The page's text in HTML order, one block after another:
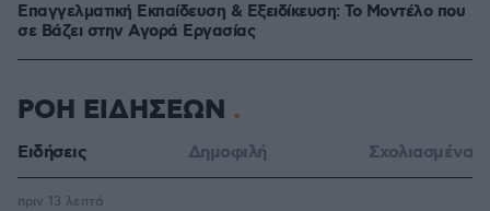
Επαγγελματική Εκπαίδευση & Εξειδίκευση: Το Mοντέλο που
σε Bάζει στην Aγορά Eργασίας
ΡΟΗ ΕΙΔΗΣΕΩΝ
Ειδήσεις Δημοφιλή Σχολιασμένα
πριν 13 λεπτά